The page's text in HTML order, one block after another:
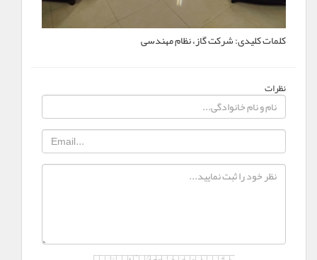
کلمات کلیدی:شرکت گاز، نظام مهندسی
نظرات